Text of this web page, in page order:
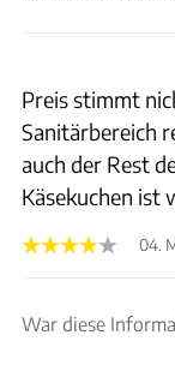
Preis stimmt
Sanitärbereich
auch der Rest
Käsekuchen ist
04.
War diese